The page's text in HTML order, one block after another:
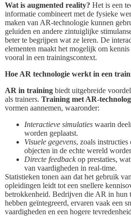
Wat is augmented reality? Het is een
informatie combineert met de fysieke
maken van AR-technologie kunnen
geluiden en andere zintuiglijke
beter te begrijpen wat ze leren. De
elementen maakt het mogelijk om
vooral in een trainingscontext.
Hoe AR technologie werkt in een
AR in training biedt uitgebreide
als trainers. Training met AR-
vormen aannemen, waaronder:
Interactieve simulaties waarin
worden geplaatst.
Visuele gegevens, zoals
objecten in de echte wereld
Directe feedbackop prestaties,
van vaardigheden in real-time.
Statistieken tonen aan dat het gebruik
opleidingen leidt tot een snellere
betrokkenheid. Bedrijven die AR in hun
hebben geïntegreerd, ervaren vaak een
vaardigheden en een hogere